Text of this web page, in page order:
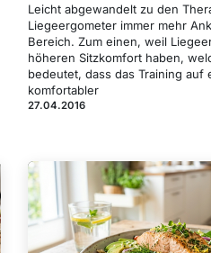
Leicht abgewandelt zu den
Liegeergometer immer mehr
Bereich. Zum einen, weil
höheren Sitzkomfort haben,
bedeutet, dass das Training auf
komfortabler
27.04.2016